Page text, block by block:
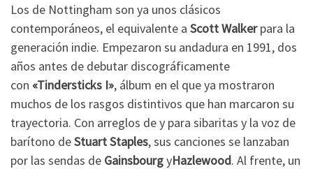
Los de Nottingham son ya unos clásicos
contemporáneos, el equivalente a Scott Walkerpara la
generación indie. Empezaron su andadura en 1991, dos
años antes de debutar discográficamente
con «Tindersticks I», álbum en el que ya mostraron
muchos de los rasgos distintivos que han marcaron su
trayectoria. Con arreglos de y para sibaritas y la voz de
barítono deStuart Staples, sus canciones se lanzaban
por las sendas de GainsbourgyHazlewood. Al frente, un